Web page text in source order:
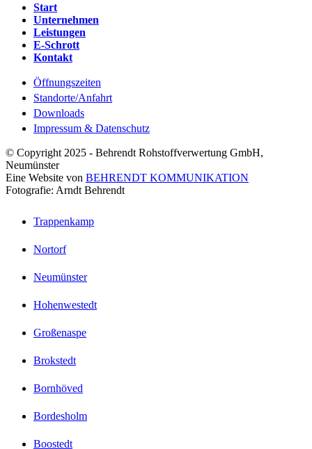
Start
Unternehmen
Leistungen
E-Schrott
Kontakt
Öffnungszeiten
Standorte/Anfahrt
Downloads
Impressum & Datenschutz
© Copyright 2025 - Behrendt Rohstoffverwertung GmbH,
Neumünster
Eine Website von BEHRENDT KOMMUNIKATION
Fotografie: Arndt Behrendt
Trappenkamp
Nortorf
Neumünster
Hohenwestedt
Großenaspe
Brokstedt
Bornhöved
Bordesholm
Boostedt